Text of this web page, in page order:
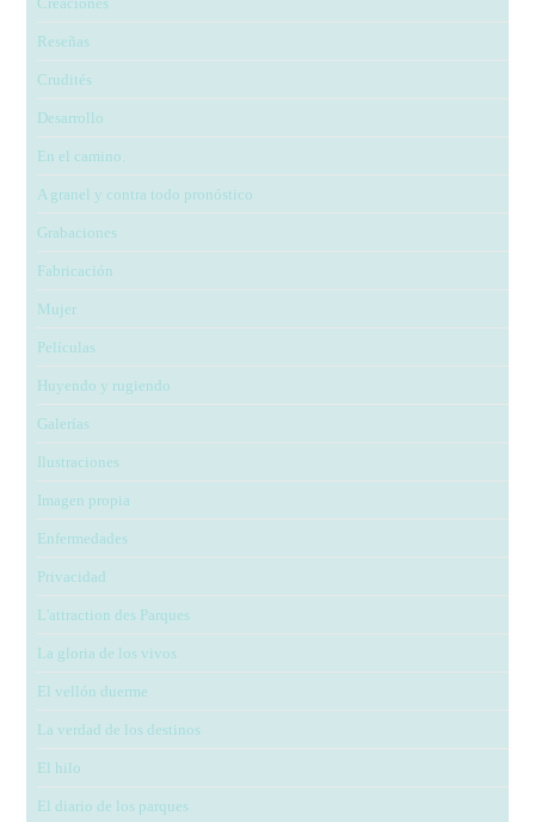
Reseñas
Crudités
Desarrollo
En el camino.
A granel y contra todo pronóstico
Grabaciones
Fabricación
Mujer
Películas
Huyendo y rugiendo
Galerías
Ilustraciones
Imagen propia
Enfermedades
Privacidad
L'attraction des Parques
La gloria de los vivos
El vellón duerme
La verdad de los destinos
El hilo
El diario de los parques